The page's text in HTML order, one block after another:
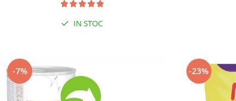
IN STOC
-7% -23%